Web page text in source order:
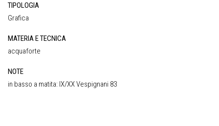
TIPOLOGIA
Grafica
MATERIA E TECNICA
acquaforte
NOTE
in basso a matita: IX/XX Vespignani 83